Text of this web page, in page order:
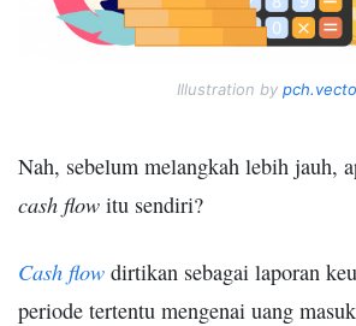
Illustration by
Nah, sebelum melangkah lebih jauh,
cash flow itu sendiri?
Cash flow dirtikan sebagai laporan
periode tertentu mengenai uang